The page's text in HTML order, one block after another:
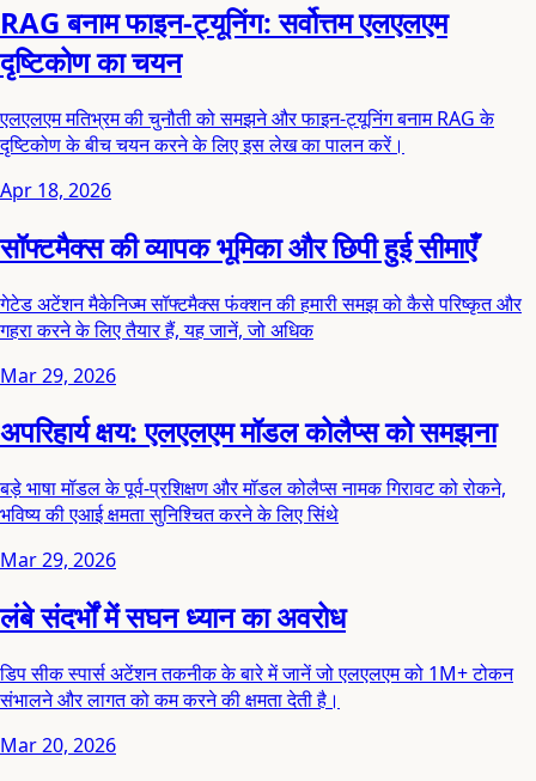
RAG बनाम फाइन-ट्यूनिंग: सर्वोत्तम एलएलएम
दृष्टिकोण का चयन
एलएलएम मतिभ्रम की चुनौती को समझने और फाइन-ट्यूनिंग बनाम RAG के
दृष्टिकोण के बीच चयन करने के लिए इस लेख का पालन करें।
Apr 18, 2026
सॉफ्टमैक्स की व्यापक भूमिका और छिपी हुई सीमाएँ
गेटेड अटेंशन मैकेनिज्म सॉफ्टमैक्स फंक्शन की हमारी समझ को कैसे परिष्कृत और
गहरा करने के लिए तैयार हैं, यह जानें, जो अधिक
Mar 29, 2026
अपरिहार्य क्षय: एलएलएम मॉडल कोलैप्स को समझना
बड़े भाषा मॉडल के पूर्व-प्रशिक्षण और मॉडल कोलैप्स नामक गिरावट को रोकने,
भविष्य की एआई क्षमता सुनिश्चित करने के लिए सिंथे
Mar 29, 2026
लंबे संदर्भों में सघन ध्यान का अवरोध
डिप सीक स्पार्स अटेंशन तकनीक के बारे में जानें जो एलएलएम को 1M+ टोकन
संभालने और लागत को कम करने की क्षमता देती है।
Mar 20, 2026